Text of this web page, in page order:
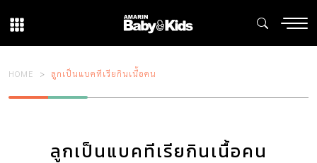
HOME ลูกเป็นแบคทีเรียกินเนื้อคน
ลูกเป็นแบคทีเรียกินเนื้อคน